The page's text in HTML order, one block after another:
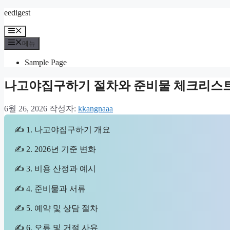
컨
츠
로
기
eedigest
메
뉴
메뉴
Sample Page
나고야집구하기 절차와 준비물 체크리스
6월 26, 2026 작성자: kkangnaaa
✍ 1. 나고야집구하기 개요
✍ 2. 2026년 기준 변화
✍ 3. 비용 산정과 예시
✍ 4. 준비물과 서류
✍ 5. 예약 및 상담 절차
✍ 6. 오류 및 거절 사유